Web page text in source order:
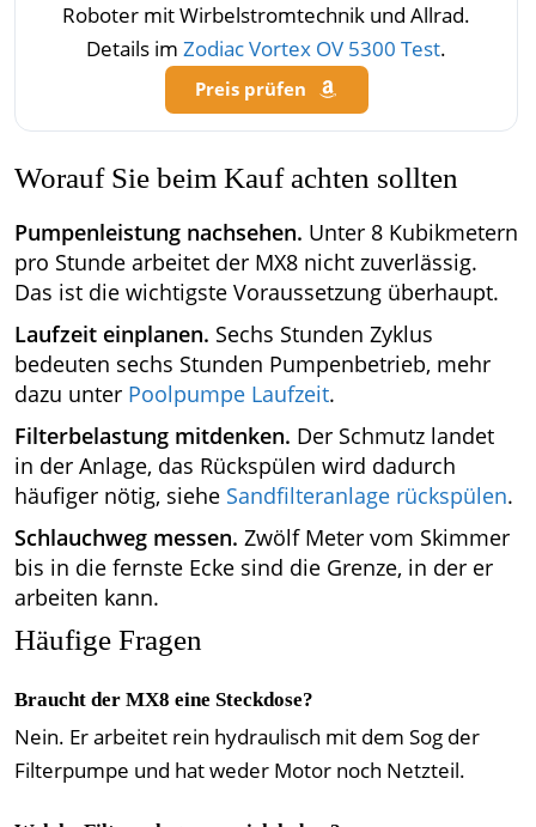
Roboter mit Wirbelstromtechnik und Allrad.
Details im Zodiac Vortex OV 5300 Test.
Preis prüfen
Worauf Sie beim Kauf achten sollten
Pumpenleistung nachsehen. Unter 8 Kubikmetern
pro Stunde arbeitet der MX8 nicht zuverlässig.
Das ist die wichtigste Voraussetzung überhaupt.
Laufzeit einplanen. Sechs Stunden Zyklus
bedeuten sechs Stunden Pumpenbetrieb, mehr
dazu unter Poolpumpe Laufzeit.
Filterbelastung mitdenken. Der Schmutz landet
in der Anlage, das Rückspülen wird dadurch
häufiger nötig, siehe Sandfilteranlage rückspülen.
Schlauchweg messen. Zwölf Meter vom Skimmer
bis in die fernste Ecke sind die Grenze, in der er
arbeiten kann.
Häufige Fragen
Braucht der MX8 eine Steckdose?
Nein. Er arbeitet rein hydraulisch mit dem Sog der
Filterpumpe und hat weder Motor noch Netzteil.